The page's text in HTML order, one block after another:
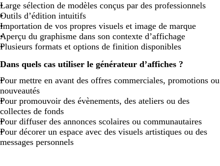
Large sélection de modèles conçus par des professionnels
Outils d’édition intuitifs
Importation de vos propres visuels et image de marque
Aperçu du graphisme dans son contexte d’affichage
Plusieurs formats et options de finition disponibles
Dans quels cas utiliser le générateur d’affiches ?
Pour mettre en avant des offres commerciales, promotions ou
nouveautés
Pour promouvoir des évènements, des ateliers ou des
collectes de fonds
Pour diffuser des annonces scolaires ou communautaires
Pour décorer un espace avec des visuels artistiques ou des
messages personnels